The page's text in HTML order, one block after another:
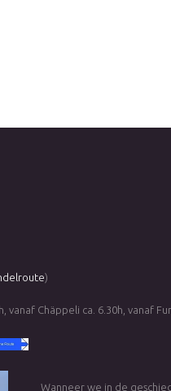
)
vanaf Chäppeli ca. 6.30h, vanaf
Wanneer we in de